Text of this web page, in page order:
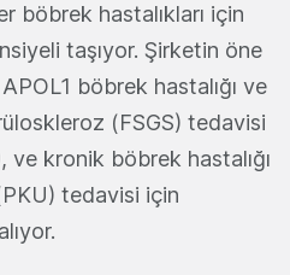
böbrek hastalıkları için
taşıyor. Şirketin öne
böbrek hastalığı ve
(FSGS) tedavisi
kronik böbrek hastalığı
tedavisi için